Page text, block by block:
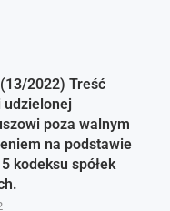
2022) Treść
poza walnym
na podstawie
kodeksu spółek